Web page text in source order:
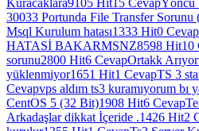
30033 Portunda File Transfer Sorunu
Msql Kurulum hatası1333 Hit0 Cevap
HATASİ BAKARMSNZ8598 Hit10
sorunu2800 Hit6 CevapOrtakk
yüklenmiyor1651 Hit1 CevapTS 3
Cevapvps aldım ts3 kuramıyorum bı
CentOS 5 (32 Bit)1908 Hit6 Cevap
Arkadaşlar dikkat İçeride .1426 Hit2